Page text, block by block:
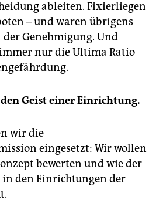
ableiten. Fixierliegen
– und waren übrigens
Genehmigung. Und
nur die Ultima Ratio
Geist einer Einrichtung.
wir die
eingesetzt: Wir wollen
bewerten und wie der
in den Einrichtungen der